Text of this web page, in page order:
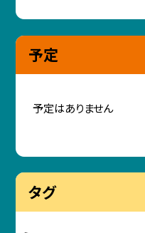
予定
予定はありません
タグ